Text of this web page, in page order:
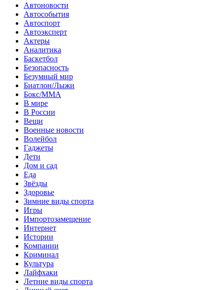
Автоновости
Автособытия
Автоспорт
Автоэксперт
Актеры
Аналитика
Баскетбол
Безопасность
Безумный мир
Биатлон/Лыжи
Бокс/MMA
В мире
В России
Вещи
Военные новости
Волейбол
Гаджеты
Дети
Дом и сад
Еда
Звёзды
Здоровье
Зимние виды спорта
Игры
Импортозамещение
Интернет
Истории
Компании
Криминал
Культура
Лайфхаки
Летние виды спорта